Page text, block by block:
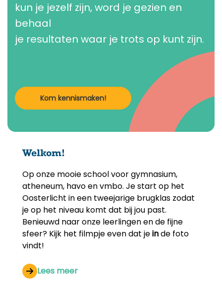
kun je jezelf zijn, word je gezien en
behaal
je resultaten waar je trots op kunt zijn.
Kom kennismaken!
Welkom!
Op onze mooie school voor gymnasium,
atheneum, havo en vmbo. Je start op het
Oosterlicht in een tweejarige brugklas zodat
je op het niveau komt dat bij jou past.
Benieuwd naar onze leerlingen en de fijne
sfeer? Kijk het filmpje even dat jeinde foto
vindt!
Lees meer